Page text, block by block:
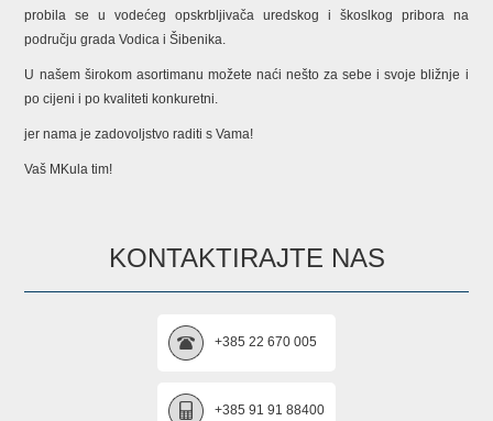
probila se u vodećeg opskrbljivača uredskog i škoslkog pribora na
području grada Vodica i Šibenika.
U našem širokom asortimanu možete naći nešto za sebe i svoje bližnje i
po cijeni i po kvaliteti konkuretni.
jer nama je zadovoljstvo raditi s Vama!
Vaš MKula tim!
KONTAKTIRAJTE NAS
+385 22 670 005
+385 91 91 88400